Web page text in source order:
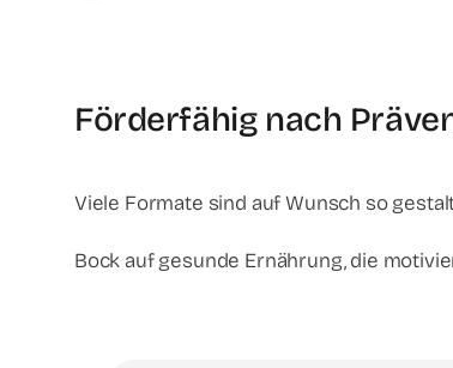
Förderfähig nach
Viele Formate sind auf Wunsch so
Bock auf gesunde Ernährung, die